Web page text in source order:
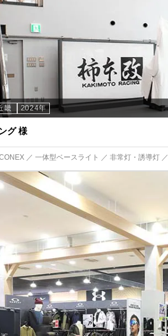
畿 2024年
グ 様
／ 一体型ベースライト ／ 非常灯・誘導灯